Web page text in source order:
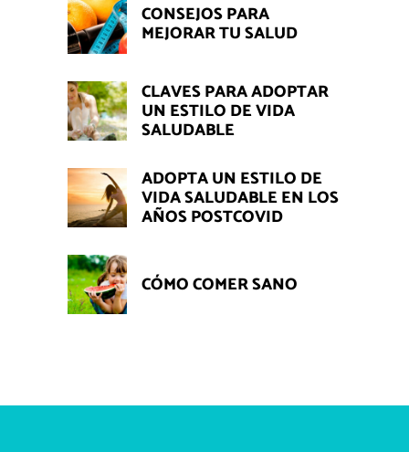
CONSEJOS PARA
MEJORAR TU SALUD
CLAVES PARA ADOPTAR
UN ESTILO DE VIDA
SALUDABLE
ADOPTA UN ESTILO DE
VIDA SALUDABLE EN LOS
AÑOS POSTCOVID
CÓMO COMER SANO